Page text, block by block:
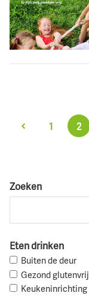
1 2
Zoeken
Eten drinken
Buiten de deur
Gezond glutenvrij
Keukeninrichting